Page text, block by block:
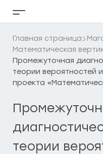
Кнопка
бокового
меню
Главная страница
Математическая
Промежуточная
теории вероятностей
проекта
теории